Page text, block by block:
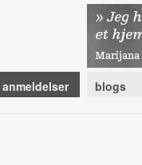
anmeldelser blogs